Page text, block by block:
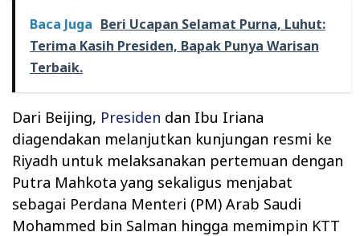
Baca Juga Beri Ucapan Selamat Purna, Luhut:
Terima Kasih Presiden, Bapak Punya Warisan
Terbaik.
Dari Beijing, Presiden dan Ibu Iriana
diagendakan melanjutkan kunjungan resmi ke
Riyadh untuk melaksanakan pertemuan dengan
Putra Mahkota yang sekaligus menjabat
sebagai Perdana Menteri (PM) Arab Saudi
Mohammed bin Salman hingga memimpin KTT